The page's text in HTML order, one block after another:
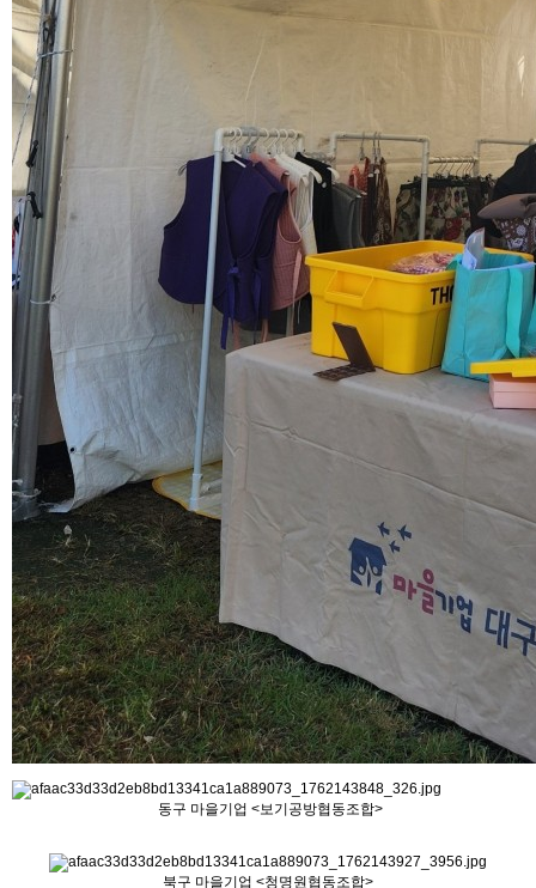
동구 마을기업 <보기공방협동조합>
북구 마을기업 <청명원협동조합>